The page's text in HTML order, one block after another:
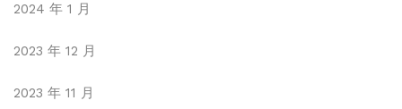
2024 年 1 月
2023 年 12 月
2023 年 11 月